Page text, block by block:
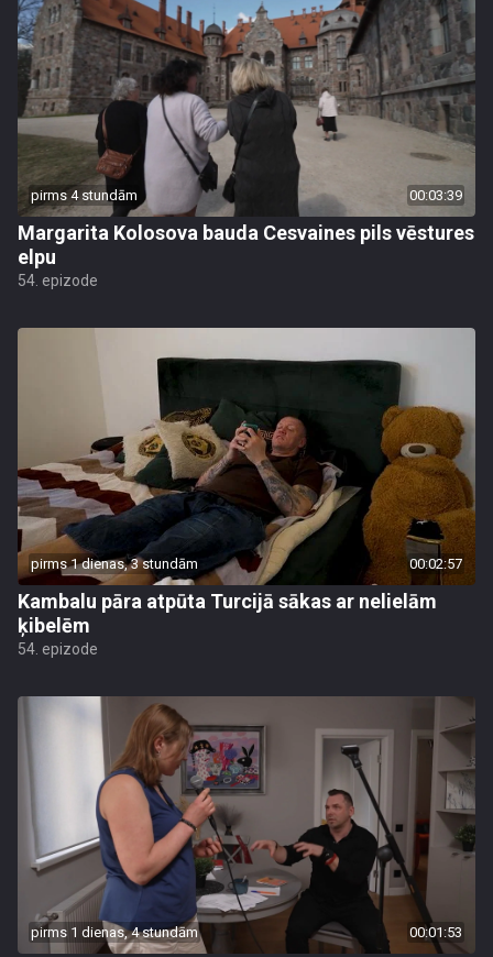
pirms 4 stundām 00:03:39
Margarita Kolosova bauda Cesvaines pils vēstures
elpu
54. epizode
pirms 1 dienas, 3 stundām 00:02:57
Kambalu pāra atpūta Turcijā sākas ar nelielām
ķibelēm
54. epizode
pirms 1 dienas, 4 stundām 00:01:53